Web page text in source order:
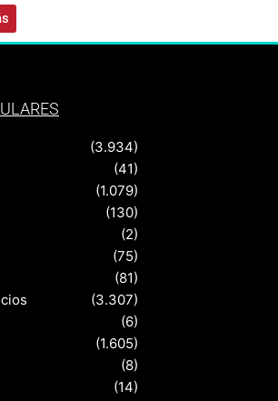
(3.934)
(41)
(1.079)
(130)
(2)
(75)
(81)
(3.307)
(6)
(1.605)
(8)
(14)